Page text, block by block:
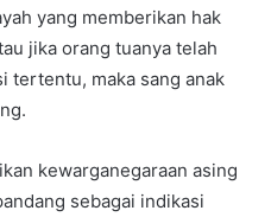
yang memberikan hak
jika orang tuanya telah
tertentu, maka sang anak
kewarganegaraan asing
sebagai indikasi